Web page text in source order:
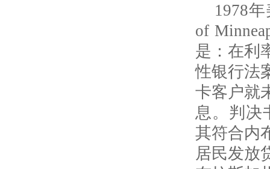
1978年
of
是：在利
性银行法
卡客户就
息。判决
其符合内
居民发放